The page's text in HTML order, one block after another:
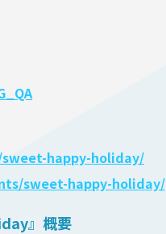
happy-holiday/
sweet-happy-holiday/
』概要